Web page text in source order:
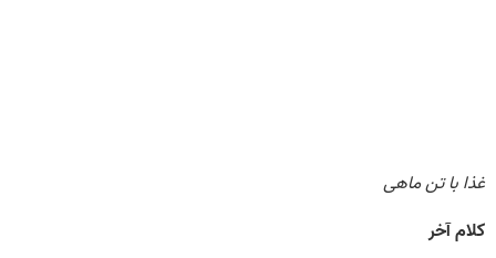
غذا با تن ماهی
کلام آخر